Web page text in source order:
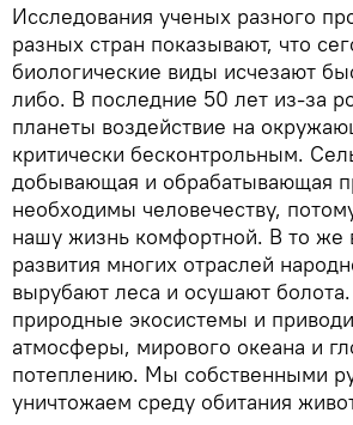
Исследования ученых разного
разных стран показывают, что
биологические виды исчезают
либо. В последние 50 лет из-за
планеты воздействие на
критически бесконтрольным.
добывающая и обрабатывающая
необходимы человечеству,
нашу жизнь комфортной. В то же
развития многих отраслей
вырубают леса и осушают
природные экосистемы и
атмосферы, мирового океана и
потеплению. Мы собственными
уничтожаем среду обитания